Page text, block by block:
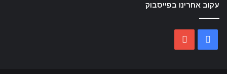
עקוב אחרינו בפייסבוק
Facebook